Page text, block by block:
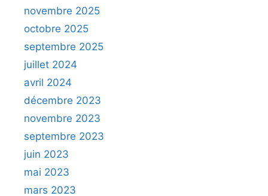
novembre 2025
octobre 2025
septembre 2025
juillet 2024
avril 2024
décembre 2023
novembre 2023
septembre 2023
juin 2023
mai 2023
mars 2023